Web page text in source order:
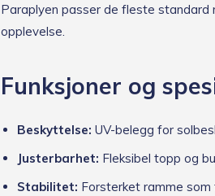
Paraplyen passer de fleste
opplevelse.
Funksjoner og
Beskyttelse: UV-belegg for
Justerbarhet: Fleksibel topp og
Stabilitet: Forsterket ramme